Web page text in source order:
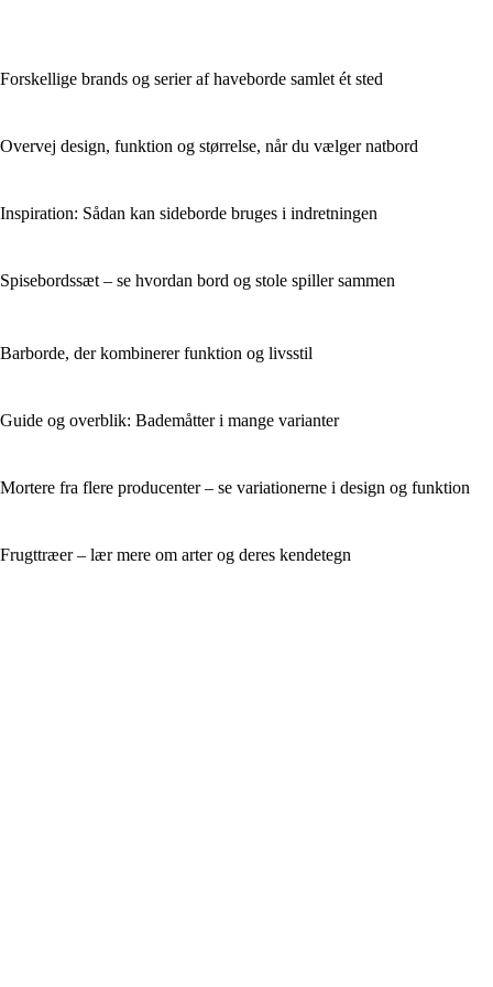
Forskellige brands og serier af haveborde samlet ét sted
Overvej design, funktion og størrelse, når du vælger natbord
Inspiration: Sådan kan sideborde bruges i indretningen
Spisebordssæt – se hvordan bord og stole spiller sammen
Barborde, der kombinerer funktion og livsstil
Guide og overblik: Bademåtter i mange varianter
Mortere fra flere producenter – se variationerne i design og funktion
Frugttræer – lær mere om arter og deres kendetegn